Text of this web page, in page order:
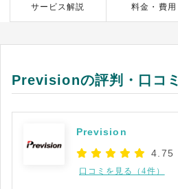
サービス解説 料金・費用
Previsionの評判・口コミ
Prevision
4.75
口コミを見る（4件）